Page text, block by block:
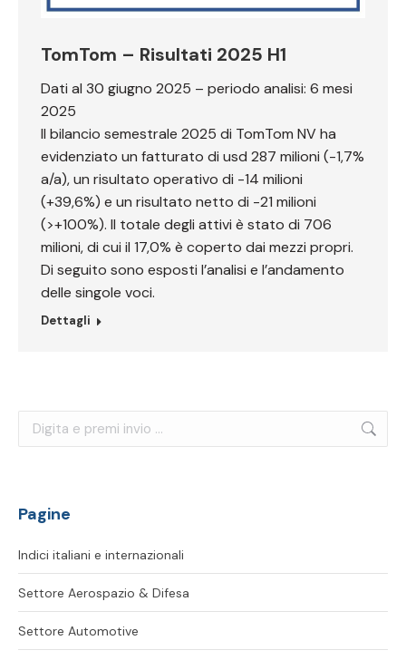
TomTom – Risultati 2025 H1
Dati al 30 giugno 2025 – periodo analisi: 6 mesi
2025
Il bilancio semestrale 2025 di TomTom NV ha
evidenziato un fatturato di usd 287 milioni (-1,7%
a/a), un risultato operativo di -14 milioni
(+39,6%) e un risultato netto di -21 milioni
(>+100%). Il totale degli attivi è stato di 706
milioni, di cui il 17,0% è coperto dai mezzi propri.
Di seguito sono esposti l’analisi e l’andamento
delle singole voci.
Dettagli
Cerca:
Pagine
Indici italiani e internazionali
Settore Aerospazio & Difesa
Settore Automotive